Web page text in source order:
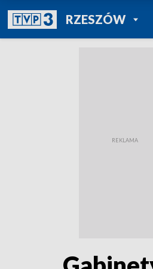
RZESZÓW
POWRÓT
TVP